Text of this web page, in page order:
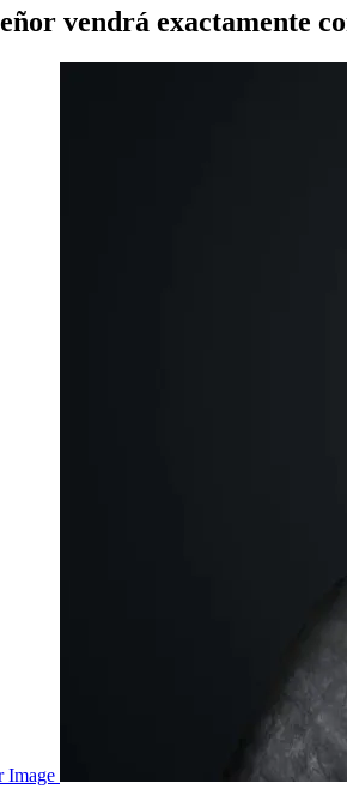
vendrá exactamente
Image